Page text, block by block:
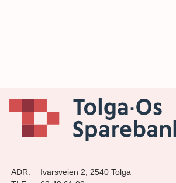
ADR:
Ivarsveien 2, 2540 Tolga